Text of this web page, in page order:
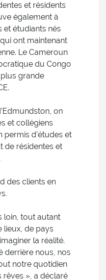
et résidents
également à
et étudiants nés
ont maintenant
Le Cameroun
du Congo
grande
on
et collégiens
permis d’études et
de résidentes et
des clients en
loin, tout autant
lieux, de pays
la réalité.
derrière nous, nos
notre quotidien
», a déclaré